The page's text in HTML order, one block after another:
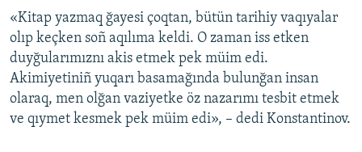
«Kitap yazmaq ğayesi çoqtan, bütün tarihiy vaqıyalar
olıp keçken soñ aqılıma keldi. O zaman iss etken
duyğularımıznı akis etmek pek müim edi.
Akimiyetiniñ yuqarı basamağında bulunğan insan
olaraq, men olğan vaziyetke öz nazarımı tesbit etmek
ve qıymet kesmek pek müim edi», – dedi Konstantinov.